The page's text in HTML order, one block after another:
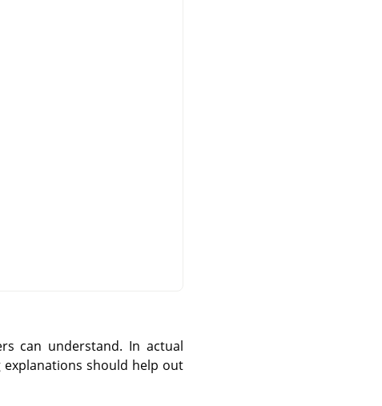
can understand. In actual
should help out